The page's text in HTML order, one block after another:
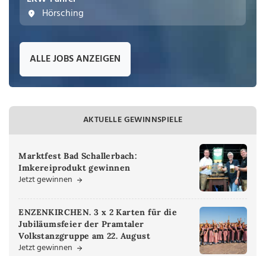
Hörsching
ALLE JOBS ANZEIGEN
AKTUELLE GEWINNSPIELE
Marktfest Bad Schallerbach:
Imkereiprodukt gewinnen
Jetzt gewinnen
ENZENKIRCHEN. 3 x 2 Karten für die
Jubiläumsfeier der Pramtaler
Volkstanzgruppe am 22. August
Jetzt gewinnen